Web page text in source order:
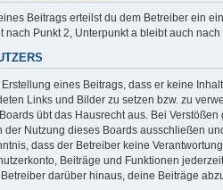
Beitrags erteilst du dem Betreiber ein
nach Punkt 2, Unterpunkt a bleibt auch
eines Beitrags, dass er keine
Links und Bilder zu setzen bzw. zu
übt das Hausrecht aus. Bei
der Nutzung dieses Boards ausschließen
dass der Betreiber keine
Beiträge und Funktionen
darüber hinaus, deine Beiträge